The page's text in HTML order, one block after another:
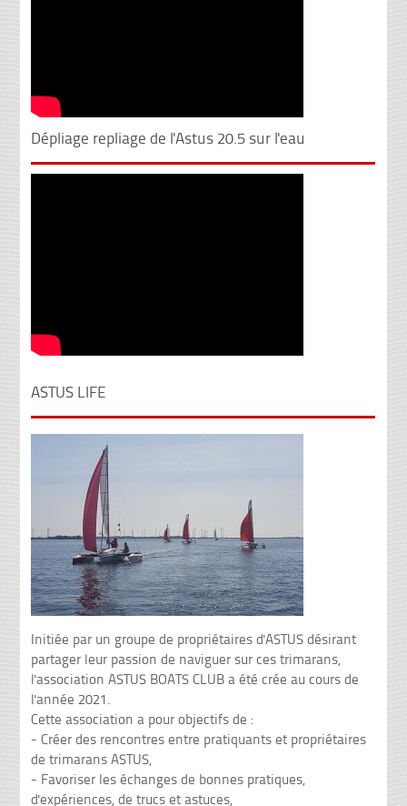
Dépliage repliage de l'Astus 20.5 sur l'eau
ASTUS LIFE
Initiée par un groupe de propriétaires d'ASTUS désirant
partager leur passion de naviguer sur ces trimarans,
l'association ASTUS BOATS CLUB a été crée au cours de
l'année 2021.
Cette association a pour objectifs de :
- Créer des rencontres entre pratiquants et propriétaires
de trimarans ASTUS,
- Favoriser les échanges de bonnes pratiques,
d'expériences, de trucs et astuces,